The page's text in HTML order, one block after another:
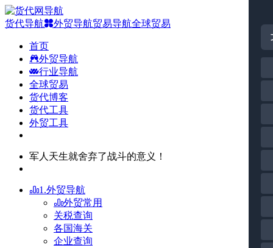
货代导航 外贸导航贸易导航全球贸易
首页
外贸导航
行业导航
全球贸易
货代博客
货代工具
外贸工具
军人天生就舍弃了战斗的意义！
1.外贸导航
外贸常用
关税查询
各国海关
企业查询